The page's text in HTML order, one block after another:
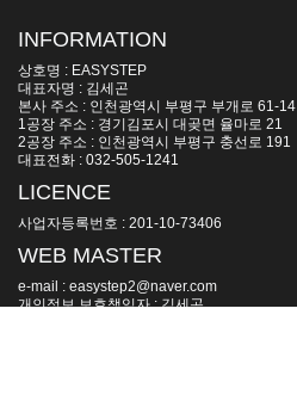
INFORMATION
상호명 : EASYSTEP
대표자명 : 김세곤
본사 주소 : 인천광역시 부평구 부개로 61-14
1공장 주소 : 경기김포시 대곶면 율마로 21
2공장 주소 : 인천광역시 부평구 충선로 191
대표전화 : 032-505-1241
LICENCE
사업자등록번호 : 201-10-73406
WEB MASTER
e-mail : easystep2@naver.com
개인정보 보호책임자 : 김세곤